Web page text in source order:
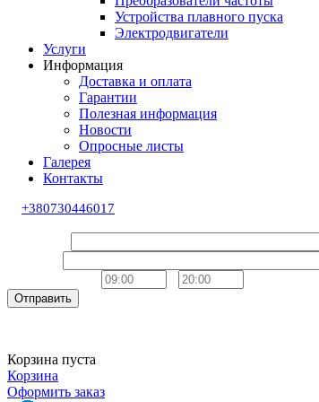
Устройства плавного пуска
Электродвигатели
Услуги
Информация
Доставка и оплата
Гарантии
Полезная информация
Новости
Опросные листы
Галерея
Контакты
+380730446017
Отправить
Корзина пуста
Корзина
Оформить заказ